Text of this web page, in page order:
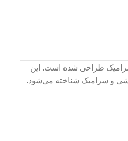
و سرامیک طراحی شده است. این
و سرامیک شناخته می‌شود.